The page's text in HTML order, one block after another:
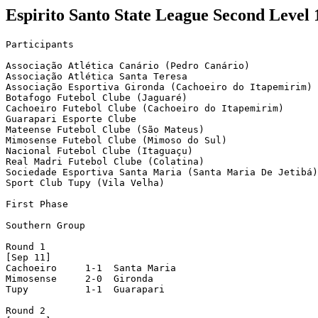
Espirito Santo State League Second Level
Participants
Associação Atlética Canário (Pedro Canário)
Associação Atlética Santa Teresa
Associação Esportiva Gironda (Cachoeiro do Itapemirim)
Botafogo Futebol Clube (Jaguaré)
Cachoeiro Futebol Clube (Cachoeiro do Itapemirim)
Guarapari Esporte Clube
Mateense Futebol Clube (São Mateus)
Mimosense Futebol Clube (Mimoso do Sul)
Nacional Futebol Clube (Itaguaçu)
Real Madri Futebol Clube (Colatina)
Sociedade Esportiva Santa Maria (Santa Maria De Jetibá)
Sport Club Tupy (Vila Velha)
First Phase
Southern Group
Round 1
[Sep 11]
Cachoeiro     1-1  Santa Maria
Mimosense     2-0  Gironda
Tupy          1-1  Guarapari
Round 2